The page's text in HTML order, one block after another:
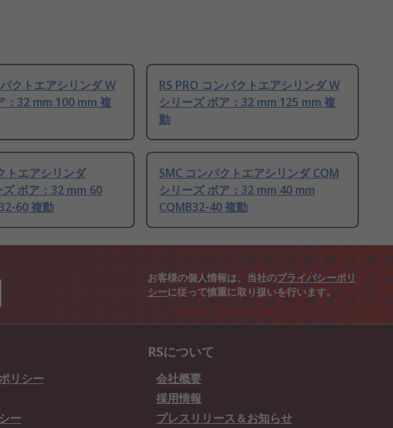
クトエアシリンダ W
：32 mm 100 mm 複
RS PRO コンパクトエアシリンダ W
シリーズ ボア：32 mm 125 mm 複
動
トエアシリンダ
ボア：32 mm 60
60 複動
SMC コンパクトエアシリンダ CQM
シリーズ ボア：32 mm 40 mm
CQMB32-40 複動
お客様の個人情報は、当社のプライバシーポリ
シーに従って慎重に取り扱いを行います。
リシー
ー
RSについて
会社概要
採用情報
プレスリリース＆お知らせ